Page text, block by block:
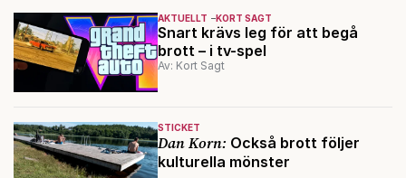
AKTUELLT KORT SAGT
Snart krävs leg för att begå
brott – i tv-spel
Av: Kort Sagt
STICKET
Dan Korn: Också brott följer
kulturella mönster